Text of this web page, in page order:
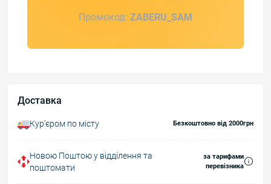
Промокод: ZABERU_SAM
Доставка
Курʼєром по місту Безкоштовно від 2000грн
Новою Поштою у відділення та
поштомати
за тарифами
перевізника